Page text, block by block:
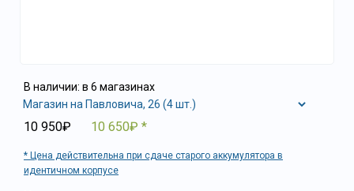
В наличии: в 6 магазинах
10 950₽ 10 650₽
Цена действительна при сдаче старого аккумулятора в
идентичном корпусе